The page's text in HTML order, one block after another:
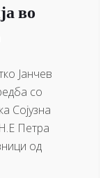
во
Јанчев
со
Сојузна
Петра
од